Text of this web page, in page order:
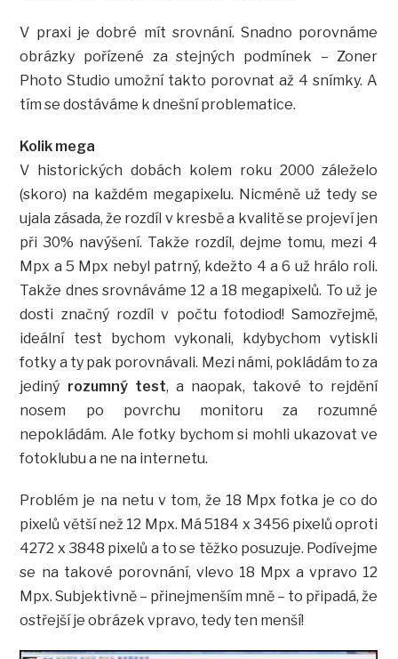
V praxi je dobré mít srovnání. Snadno porovnáme
obrázky pořízené za stejných podmínek – Zoner
Photo Studio umožní takto porovnat až 4 snímky. A
tím se dostáváme k dnešní problematice.
Kolik mega
V historických dobách kolem roku 2000 záleželo
(skoro) na každém megapixelu. Nicméně už tedy se
ujala zásada, že rozdíl v kresbě a kvalitě se projeví jen
při 30% navýšení. Takže rozdíl, dejme tomu, mezi 4
Mpx a 5 Mpx nebyl patrný, kdežto 4 a 6 už hrálo roli.
Takže dnes srovnáváme 12 a 18 megapixelů. To už je
dosti značný rozdíl v počtu fotodiod! Samozřejmě,
ideální test bychom vykonali, kdybychom vytiskli
fotky a ty pak porovnávali. Mezi námi, pokládám to za
jediný rozumný test, a naopak, takové to rejdění
nosem po povrchu monitoru za rozumné
nepokládám. Ale fotky bychom si mohli ukazovat ve
fotoklubu a ne na internetu.
Problém je na netu v tom, že 18 Mpx fotka je co do
pixelů větší než 12 Mpx. Má 5184 x 3456 pixelů oproti
4272 x 3848 pixelů a to se těžko posuzuje. Podívejme
se na takové porovnání, vlevo 18 Mpx a vpravo 12
Mpx. Subjektivně – přinejmenším mně – to připadá, že
ostřejší je obrázek vpravo, tedy ten menší!